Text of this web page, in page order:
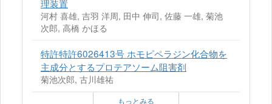
理装置
河村 喜雄, 吉羽 洋周, 田中 伸司, 佐藤 一雄, 菊池
次郎, 高橋 かほる
特許特許6026413号 ホモピペラジン化合物を
主成分とするプロテアソーム阻害剤
菊池次郎, 古川雄祐
もっとみる